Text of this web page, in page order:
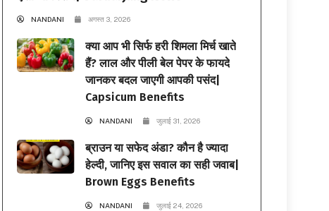
NANDANI अगस्त 3, 2026
क्या आप भी सिर्फ हरी शिमला मिर्च खाते
हैं? लाल और पीली बेल पेपर के फायदे
जानकर बदल जाएगी आपकी पसंद|
Capsicum Benefits
NANDANI जुलाई 31, 2026
ब्राउन या सफेद अंडा? कौन है ज्यादा
हेल्दी, जानिए इस सवाल का सही जवाब|
Brown Eggs Benefits
NANDANI जुलाई 24, 2026